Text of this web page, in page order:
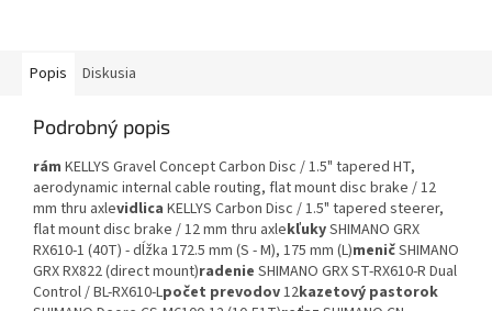
Popis Diskusia
Podrobný popis
rám KELLYS Gravel Concept Carbon Disc / 1.5" tapered HT,
aerodynamic internal cable routing, flat mount disc brake / 12
mm thru axlevidlica KELLYS Carbon Disc / 1.5" tapered steerer,
flat mount disc brake / 12 mm thru axlekľukySHIMANO GRX
RX610-1 (40T) - dĺžka 172.5 mm (S - M), 175 mm (L)meničSHIMANO
GRX RX822 (direct mount)radenie SHIMANO GRX ST-RX610-R Dual
Control / BL-RX610-Lpočet prevodov12kazetový pastorok